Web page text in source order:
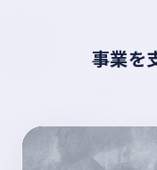
事業を